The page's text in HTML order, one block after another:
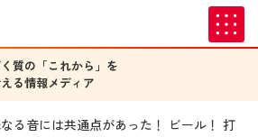
質の「これから」を
る情報メディア
る音には共通点があった！ ビール！ 打球